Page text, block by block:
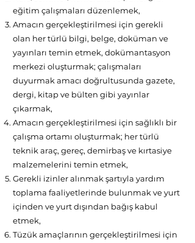
eğitim çalışmaları düzenlemek,
Amacın gerçekleştirilmesi için gerekli
olan her türlü bilgi, belge, doküman ve
yayınları temin etmek, dokümantasyon
merkezi oluşturmak; çalışmaları
duyurmak amacı doğrultusunda gazete,
dergi, kitap ve bülten gibi yayınlar
çıkarmak,
Amacın gerçekleştirilmesi için sağlıklı bir
çalışma ortamı oluşturmak; her türlü
teknik araç, gereç, demirbaş ve kırtasiye
malzemelerini temin etmek,
Gerekli izinler alınmak şartıyla yardım
toplama faaliyetlerinde bulunmak ve yurt
içinden ve yurt dışından bağış kabul
etmek,
Tüzük amaçlarının gerçekleştirilmesi için